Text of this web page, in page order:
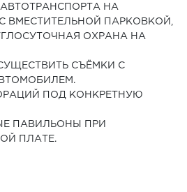
НА
ВМЕСТИТЕЛЬНОЙ ПАРКОВКОЙ,
ОХРАНА НА
СЪЁМКИ С
ПОД КОНКРЕТНУЮ
ПАВИЛЬОНЫ ПРИ
ПЛАТЕ.